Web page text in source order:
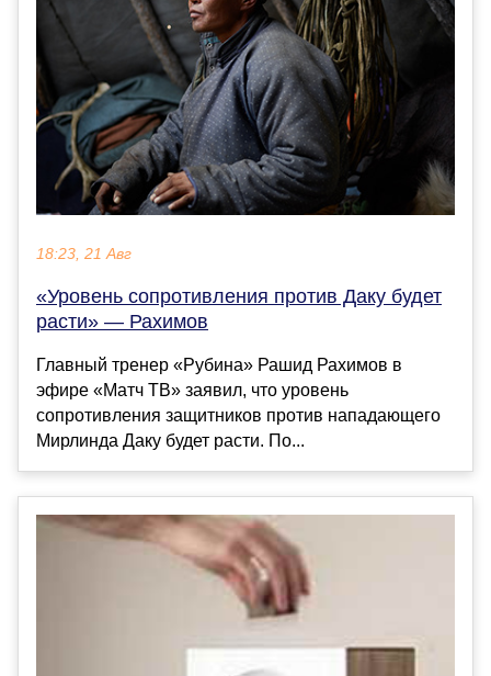
18:23, 21 Авг
«Уровень сопротивления против Даку будет
расти» — Рахимов
Главный тренер «Рубина» Рашид Рахимов в
эфире «Матч ТВ» заявил, что уровень
сопротивления защитников против нападающего
Мирлинда Даку будет расти. По...